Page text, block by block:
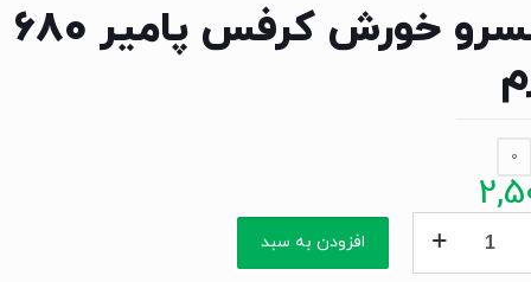
کنسرو خورش کرفس پامیر 680
0
افزودن به سبد